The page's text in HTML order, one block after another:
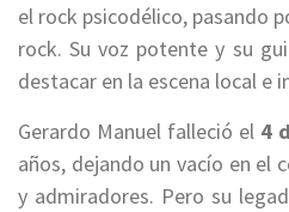
el rock psicodélico, pasando
rock. Su voz potente y su
destacar en la escena local e
Gerardo Manuel falleció el 4
años, dejando un vacío en el
y admiradores. Pero su